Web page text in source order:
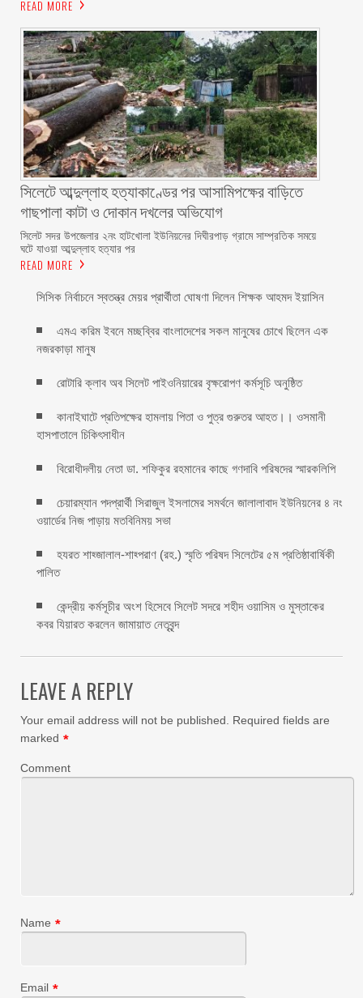
READ MORE
সিলেটে আব্দুল্লাহ হত্যাকাণ্ডের পর আসামিপক্ষের বাড়িতে
গাছপালা কাটা ও দোকান দখলের অভিযোগ
সিলেট সদর উপজেলার ২নং হাটখোলা ইউনিয়নের দিঘীরপাড় গ্রামে সাম্প্রতিক সময়ে
ঘটে যাওয়া আব্দুল্লাহ হত্যার পর
READ MORE
সিসিক নির্বাচনে স্বতন্ত্র মেয়র প্রার্থীতা ঘোষণা দিলেন শিক্ষক আহমদ ইয়াসিন
এমএ করিম ইবনে মচ্ছব্বির বাংলাদেশের সকল মানুষের চোখে ছিলেন এক
নজরকাড়া মানুষ ‎
রোটারি ক্লাব অব সিলেট পাইওনিয়ারের বৃক্ষরোপণ কর্মসূচি অনুষ্ঠিত
কানাইঘাটে প্রতিপক্ষের হামলায় পিতা ও পুত্র গুরুতর আহত।। ওসমানী
হাসপাতালে চিকিৎসাধীন
বিরোধীদলীয় নেতা ডা. শফিকুর রহমানের কাছে গণদাবি পরিষদের স্মারকলিপি ‎
চেয়ারম্যান পদপ্রার্থী সিরাজুল ইসলামের সমর্থনে জালালাবাদ ইউনিয়নের ৪ নং
ওয়ার্ডের নিজ পাড়ায় মতবিনিময় সভা
হযরত শাহ্জালাল-শাহ্পরাণ (রহ.) স্মৃতি পরিষদ সিলেটের ৫ম প্রতিষ্ঠাবার্ষিকী
পালিত ‎​
কেন্দ্রীয় কর্মসূচীর অংশ হিসেবে সিলেট সদরে শহীদ ওয়াসিম ও মুস্তাকের
কবর যিয়ারত করলেন জামায়াত নেতৃবৃন্দ ‎
LEAVE A REPLY
Your email address will not be published.
Required fields are
marked *
Comment
Name *
Email *